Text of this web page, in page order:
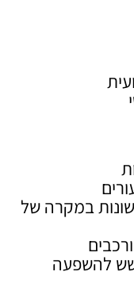
במקרה של
להשפעה